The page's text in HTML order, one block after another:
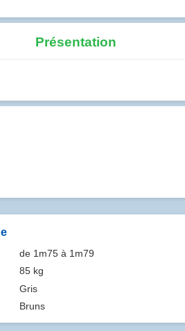
Présentation
de 1m75 à 1m79
85 kg
Gris
Bruns